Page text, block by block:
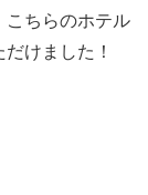
こちらのホテル
だけました！